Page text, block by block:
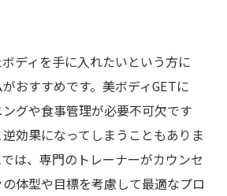
ディを手に入れたいという方に
おすすめです。美ボディGETに
グや食事管理が必要不可欠です
効果になってしまうこともありま
は、専門のトレーナーがカウンセ
体型や目標を考慮して最適なプロ